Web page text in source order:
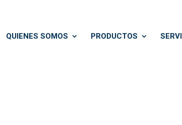
QUIENES SOMOS PRODUCTOS